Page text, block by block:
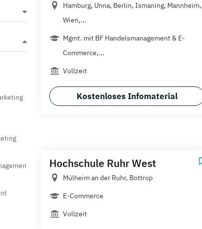
Hamburg, Unna, Berlin, Ismaning, Mannheim,
Wien,...
Mgmt. mit BF Handelsmanagement & E-
Commerce,...
Vollzeit
Kostenloses Infomaterial
Hochschule Ruhr West
Mülheim an der Ruhr, Bottrop
E-Commerce
Vollzeit